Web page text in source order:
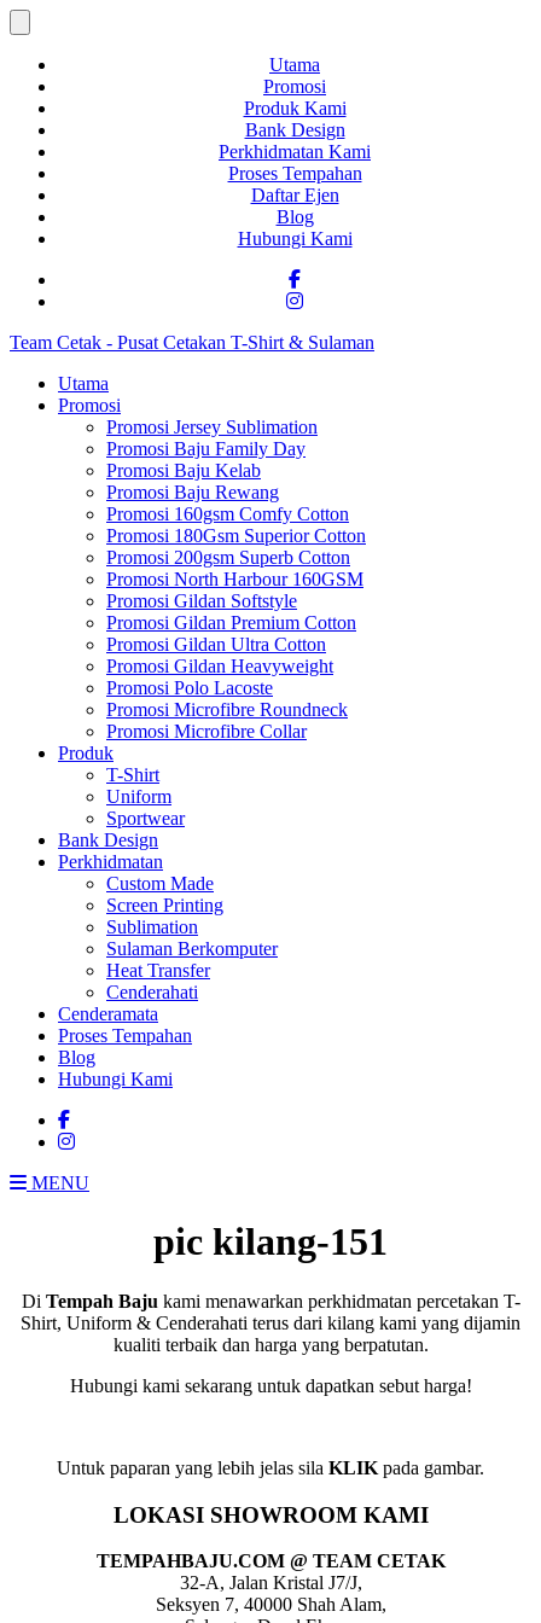
Utama
Promosi
Produk Kami
Bank Design
Perkhidmatan Kami
Proses Tempahan
Daftar Ejen
Blog
Hubungi Kami
Team Cetak - Pusat Cetakan T-Shirt & Sulaman
Utama
Promosi
Promosi Jersey Sublimation
Promosi Baju Family Day
Promosi Baju Kelab
Promosi Baju Rewang
Promosi 160gsm Comfy Cotton
Promosi 180Gsm Superior Cotton
Promosi 200gsm Superb Cotton
Promosi North Harbour 160GSM
Promosi Gildan Softstyle
Promosi Gildan Premium Cotton
Promosi Gildan Ultra Cotton
Promosi Gildan Heavyweight
Promosi Polo Lacoste
Promosi Microfibre Roundneck
Promosi Microfibre Collar
Produk
T-Shirt
Uniform
Sportwear
Bank Design
Perkhidmatan
Custom Made
Screen Printing
Sublimation
Sulaman Berkomputer
Heat Transfer
Cenderahati
Cenderamata
Proses Tempahan
Blog
Hubungi Kami
MENU
pic kilang-151
Di Tempah Baju kami menawarkan perkhidmatan percetakan T-
Shirt, Uniform & Cenderahati terus dari kilang kami yang dijamin
kualiti terbaik dan harga yang berpatutan.
Hubungi kami sekarang untuk dapatkan sebut harga!
Untuk paparan yang lebih jelas sila KLIK pada gambar.
LOKASI SHOWROOM KAMI
TEMPAHBAJU.COM @ TEAM CETAK
32-A, Jalan Kristal J7/J,
Seksyen 7, 40000 Shah Alam,